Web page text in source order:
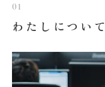
01
わたしについて